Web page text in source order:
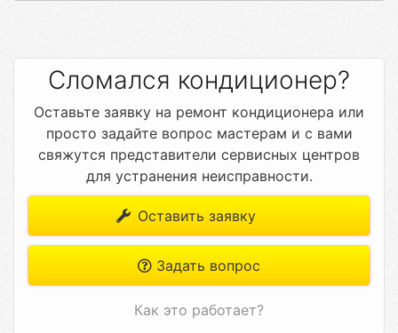
Сломался кондиционер?
Оставьте заявку на ремонт кондиционера или
просто задайте вопрос мастерам и с вами
свяжутся представители сервисных центров
для устранения неисправности.
Оставить заявку
Задать вопрос
Как это работает?